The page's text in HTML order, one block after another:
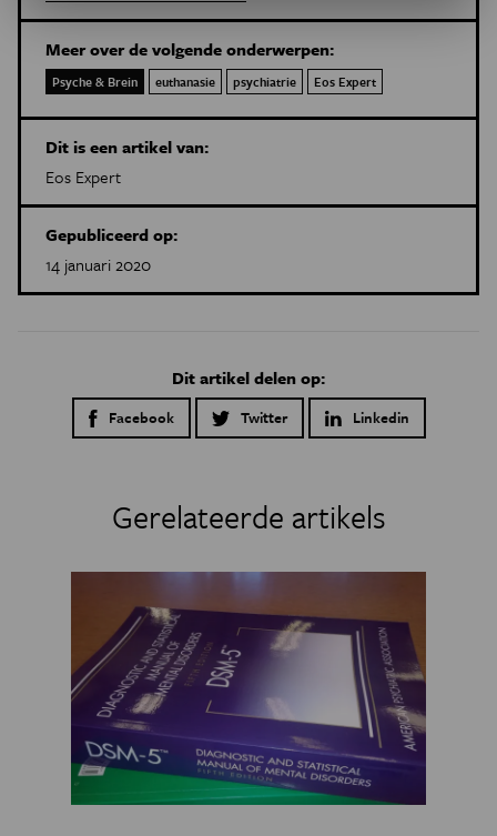
Meer over de volgende onderwerpen:
Psyche & Brein euthanasie psychiatrie Eos Expert
Dit is een artikel van:
Eos Expert
Gepubliceerd op:
14 januari 2020
Dit artikel delen op:
Facebook Twitter Linkedin
Gerelateerde artikels